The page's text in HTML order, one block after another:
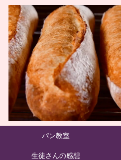
パン教室
生徒さんの感想